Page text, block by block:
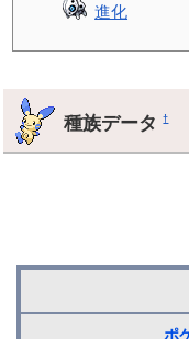
進化
種族データ†
ポ